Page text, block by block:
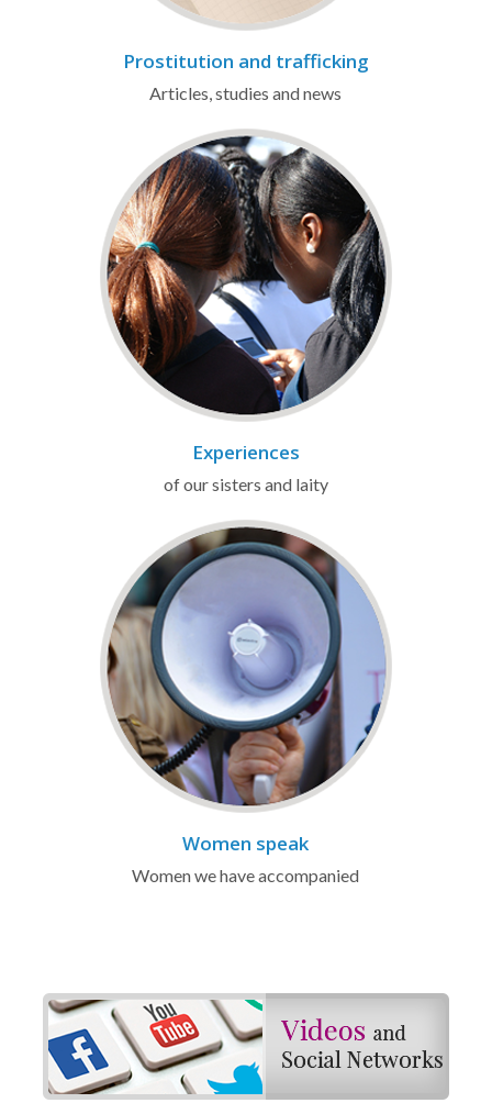
Prostitution and trafficking
Articles, studies and news
Experiences
of our sisters and laity
Women speak
Women we have accompanied